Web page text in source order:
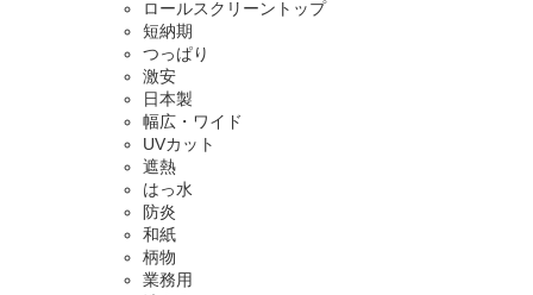
ロールスクリーントップ
短納期
つっぱり
激安
日本製
幅広・ワイド
UVカット
遮熱
はっ水
防炎
和紙
柄物
業務用